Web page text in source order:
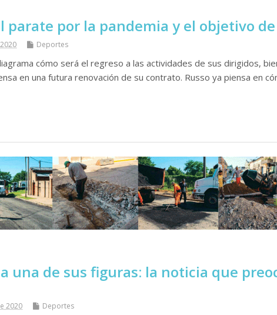
parate por la pandemia y el objetivo de
Deportes
cómo será el regreso a las actividades de sus dirigidos,
en una futura renovación de su contrato. Russo ya piensa en
una de sus figuras: la noticia que
2020 Deportes